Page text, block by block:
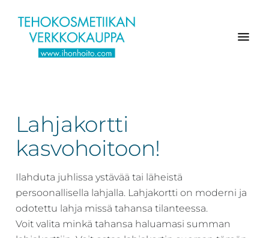
pääsisältöön
ensisijaiseen
sivupalkkiin
alatunnisteeseen
Kosmetiikan
verkkokauppa
Tilaa
jo
tänään
tuotteet:
Exuviance,
Environ,
Medik8,
Clinical,
Priori,
Bion,
Lahjakortti
kasvohoitoon!
Ilahduta juhlissa ystävää tai läheistä
persoonallisella lahjalla. Lahjakortti on moderni ja
odotettu lahja missä tahansa tilanteessa.
Voit valita minkä tahansa haluamasi summan